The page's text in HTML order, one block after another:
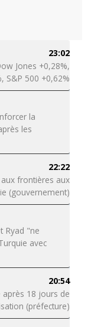
23:02
Jones +0,28%,
S&P 500 +0,62%
la
les
22:22
frontières aux
(gouvernement)
Ryad "ne
avec
20:54
après 18 jours de
(préfecture)